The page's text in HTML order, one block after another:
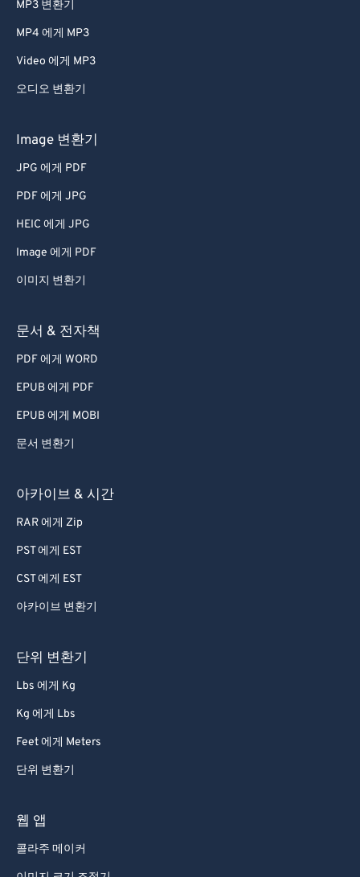
MP3 변환기
MP4 에게 MP3
Video 에게 MP3
오디오 변환기
Image 변환기
JPG 에게 PDF
PDF 에게 JPG
HEIC 에게 JPG
Image 에게 PDF
이미지 변환기
문서 & 전자책
PDF 에게 WORD
EPUB 에게 PDF
EPUB 에게 MOBI
문서 변환기
아카이브 & 시간
RAR 에게 Zip
PST 에게 EST
CST 에게 EST
아카이브 변환기
단위 변환기
Lbs 에게 Kg
Kg 에게 Lbs
Feet 에게 Meters
단위 변환기
웹 앱
콜라주 메이커